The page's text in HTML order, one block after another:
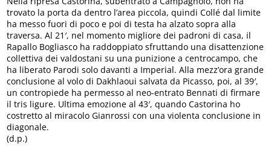
trovato la porta da dentro l’area piccola, quindi Collé dal limite
ha messo fuori di poco e poi di testa ha alzato sopra alla
traversa. Al 21′, nel momento migliore dei padroni di casa, il
Rapallo Bogliasco ha raddoppiato sfruttando una disattenzione
collettiva dei valdostani su una punizione a centrocampo, che
ha liberato Parodi solo davanti a Imperial. Alla mezz’ora grande
conclusione al volo di Dakhlaoui salvata da Picasso, poi, al 39′,
un contropiede ha permesso al neo-entrato Bennati di firmare
il tris ligure. Ultima emozione al 43′, quando Castorina ho
costretto al miracolo Gianrossi con una violenta conclusione in
diagonale.
(d.p.)